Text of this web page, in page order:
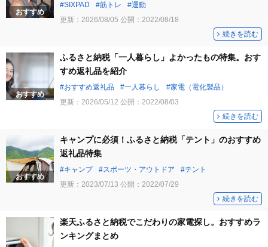
SIXPAD 筋トレ
運動
更新： 2026/08/05 公開： 2022/08/18
続きを読む
おすすめ
ふるさと納税「一人暮らし」よかったもの特集。おす
すめ返礼品を紹介
おすすめ返礼品 一人暮らし
家電（電化製品）
更新： 2026/05/12 公開： 2022/08/03
続きを読む
おすすめ
キャンプに必須！ふるさと納税「テント」のおすすめ
返礼品特集
キャンプ スポーツ・アウトドア
テント
更新： 2023/07/13 公開： 2022/07/29
続きを読む
おすすめ
楽天ふるさと納税でこだわりの家電探し。おすすめラ
ンキングまとめ